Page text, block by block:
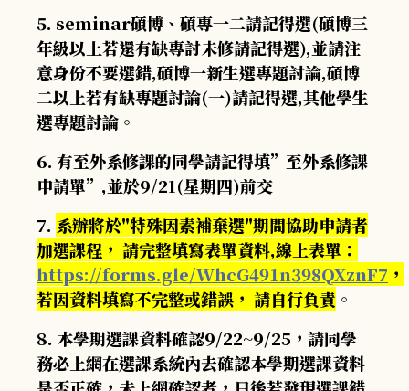
5. seminar碩博、碩專一二請記得選(碩博三
年級以上若還有缺專討未修請記得選),並請注
意身份不要選錯,碩博一新生選專題討論,碩博
二以上若有缺專題討論(一)請記得選,其他學生
選專題討論。
6. 有至外系修課的同學請記得填”至外系修課
申請單”,並於9/21(星期四)前交
7. 系辦將於"特殊因素補棄選"期間協助申請者
加選課程， 請完整填寫表單資料,線上表單：
https://forms.gle/WhcG491n398QXznF7 ，
若因資料填寫不完整或錯誤， 請自行負責 。
8. 本學期選課資料確認9/22~9/25，請同學
務必上網在選課系統內去確認本學期選課資料